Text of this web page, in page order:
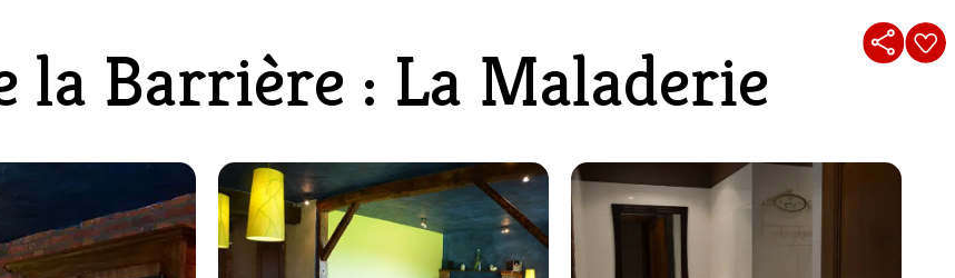
la Barrière : La Maladerie